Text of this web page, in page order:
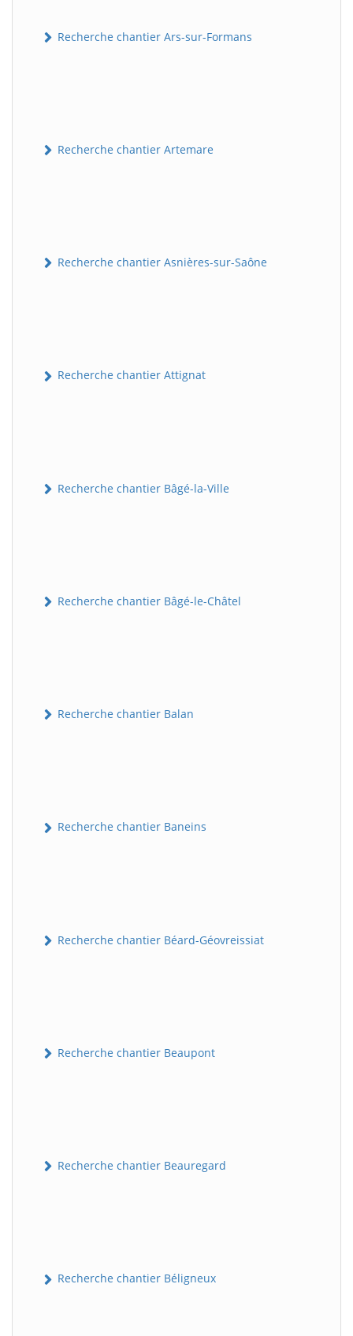
Recherche chantier Ars-sur-Formans
Recherche chantier Artemare
Recherche chantier Asnières-sur-Saône
Recherche chantier Attignat
Recherche chantier Bâgé-la-Ville
Recherche chantier Bâgé-le-Châtel
Recherche chantier Balan
Recherche chantier Baneins
Recherche chantier Béard-Géovreissiat
Recherche chantier Beaupont
Recherche chantier Beauregard
Recherche chantier Béligneux